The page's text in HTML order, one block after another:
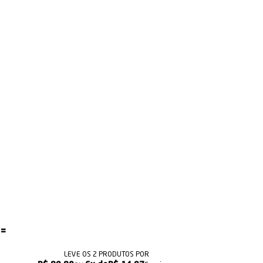
LEVE OS 2 PRODUTOS